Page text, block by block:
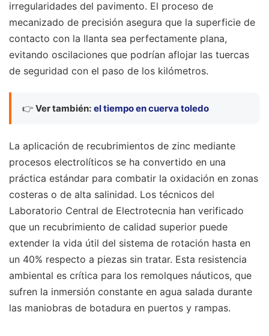
irregularidades del pavimento. El proceso de
mecanizado de precisión asegura que la superficie de
contacto con la llanta sea perfectamente plana,
evitando oscilaciones que podrían aflojar las tuercas
de seguridad con el paso de los kilómetros.
👉 Ver también: el tiempo en cuerva toledo
La aplicación de recubrimientos de zinc mediante
procesos electrolíticos se ha convertido en una
práctica estándar para combatir la oxidación en zonas
costeras o de alta salinidad. Los técnicos del
Laboratorio Central de Electrotecnia han verificado
que un recubrimiento de calidad superior puede
extender la vida útil del sistema de rotación hasta en
un 40% respecto a piezas sin tratar. Esta resistencia
ambiental es crítica para los remolques náuticos, que
sufren la inmersión constante en agua salada durante
las maniobras de botadura en puertos y rampas.